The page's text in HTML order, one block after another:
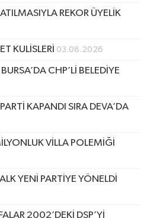
REKOR ÜYELİK
KULİSLERİ 03.08.2026
CHP’Lİ BELEDİYE
KAPANDI SIRA DEVA’DA
VİLLA POLEMİĞİ
YENİ PARTİYE YÖNELDİ
2002’DEKİ DSP’Yİ